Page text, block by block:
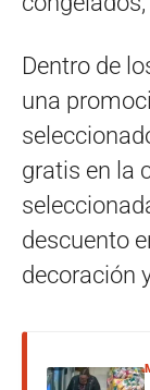
Dentro de
una
gratis en la
descuento
decoración